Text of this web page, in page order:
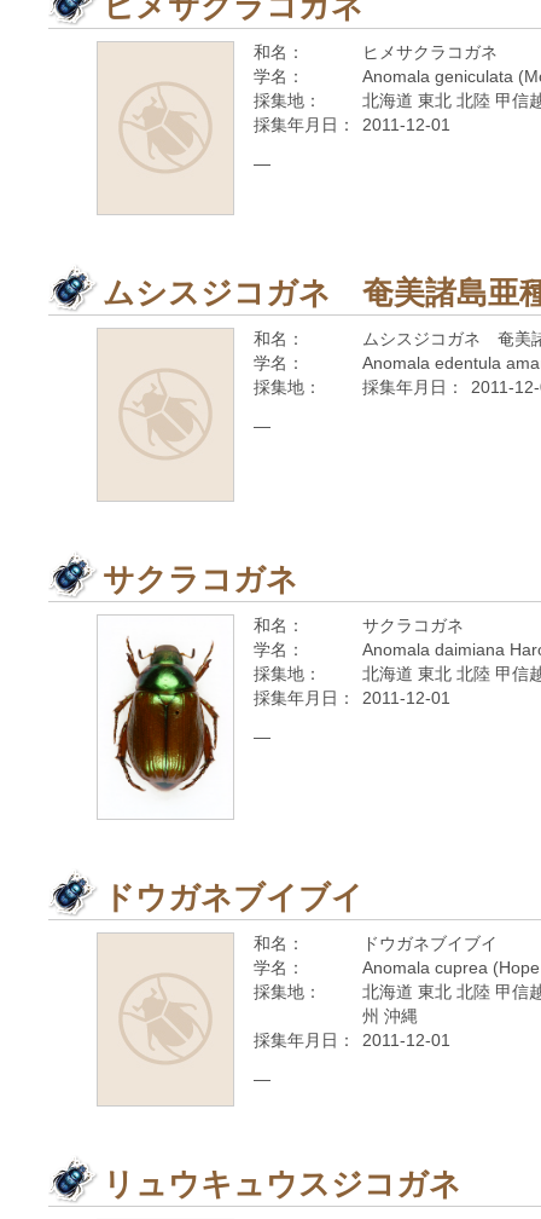
和名：
ヒメサクラコガネ
学名：
Anomala geniculata
採集地：
北海道 東北 北陸 甲信
採集年月日：
2011-12-01
—
ムシスジコガネ 奄美諸島亜
和名：
ムシスジコガネ 奄美
学名：
Anomala edentula
採集地：
採集年月日： 2011-
—
サクラコガネ
和名：
サクラコガネ
学名：
Anomala daimiana
採集地：
北海道 東北 北陸 甲信
採集年月日：
2011-12-01
—
ドウガネブイブイ
和名：
ドウガネブイブイ
学名：
Anomala cuprea
採集地：
北海道 東北 北陸 甲信
州 沖縄
採集年月日：
2011-12-01
—
リュウキュウスジコガネ